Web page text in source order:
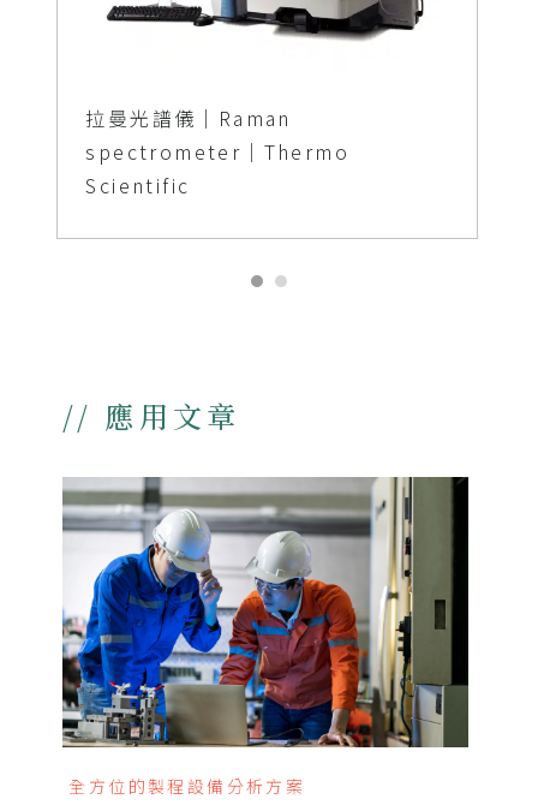
拉曼光譜儀│Raman
spectrometer│Thermo
Scientific
// 應用文章
全方位的製程設備分析方案